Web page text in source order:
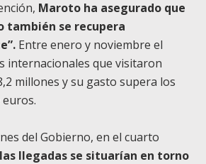
Maroto ha asegurado que
también se recupera
Entre enero y noviembre el
internacionales que visitaron
millones y su gasto supera los
euros.
del Gobierno, en el cuarto
las llegadas se situarían en torno